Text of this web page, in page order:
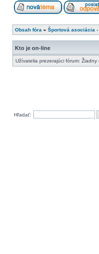
Obsah fóra » Športová asociácia -
Kto je on-line
Užívatelia prezerajúci fórum:
Hľadať: